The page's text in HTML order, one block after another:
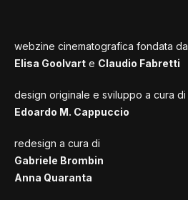
webzine cinematografica fondata da
Elisa Goolvart e Claudio Fabretti
design originale e sviluppo a cura di
Edoardo M. Cappuccio
redesign a cura di
Gabriele Brombin
Anna Quaranta